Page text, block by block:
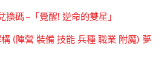
碼 –「覺醒! 逆命的雙星」
(陣營 裝備 技能 兵種 職業 附魔) 夢